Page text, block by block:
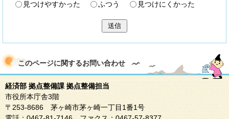
見つけやすかった ふつう 見つけにくかった
送信
このページに関するお問い合わせ
経済部 拠点整備課 拠点整備担当
市役所本庁舎3階
〒253-8686 茅ヶ崎市茅ヶ崎一丁目1番1号